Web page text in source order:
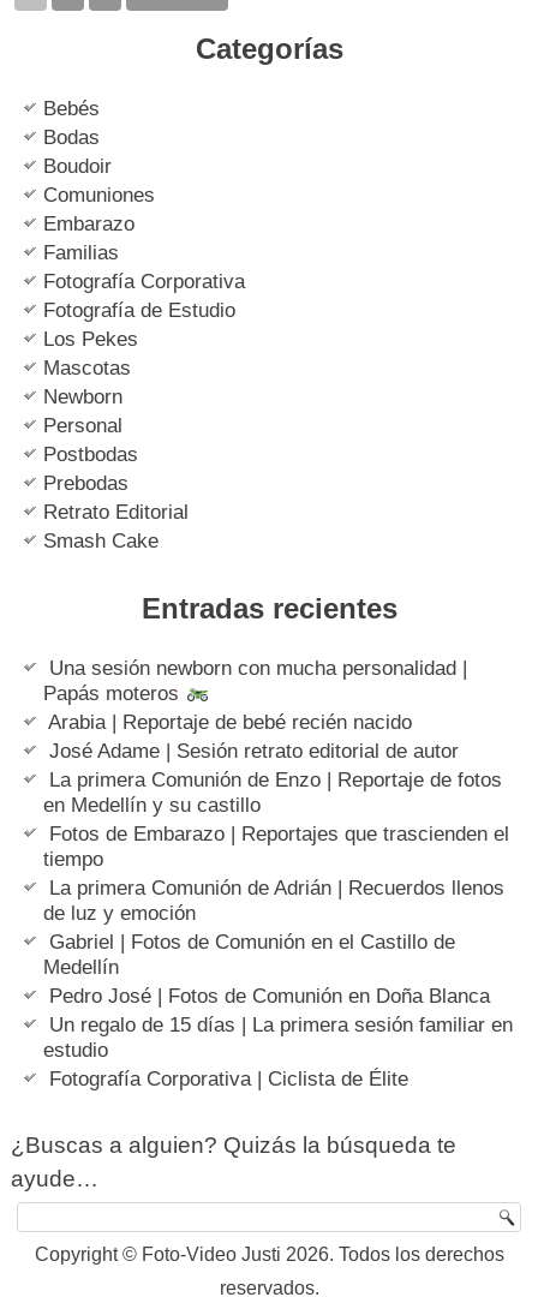
Categorías
Bebés
Bodas
Boudoir
Comuniones
Embarazo
Familias
Fotografía Corporativa
Fotografía de Estudio
Los Pekes
Mascotas
Newborn
Personal
Postbodas
Prebodas
Retrato Editorial
Smash Cake
Entradas recientes
Una sesión newborn con mucha personalidad |
Papás moteros
Arabia | Reportaje de bebé recién nacido
José Adame | Sesión retrato editorial de autor
La primera Comunión de Enzo | Reportaje de fotos
en Medellín y su castillo
Fotos de Embarazo | Reportajes que trascienden el
tiempo
La primera Comunión de Adrián | Recuerdos llenos
de luz y emoción
Gabriel | Fotos de Comunión en el Castillo de
Medellín
Pedro José | Fotos de Comunión en Doña Blanca
Un regalo de 15 días | La primera sesión familiar en
estudio
Fotografía Corporativa | Ciclista de Élite
¿Buscas a alguien? Quizás la búsqueda te
ayude…
Copyright © Foto-Video Justi 2026. Todos los derechos
reservados.